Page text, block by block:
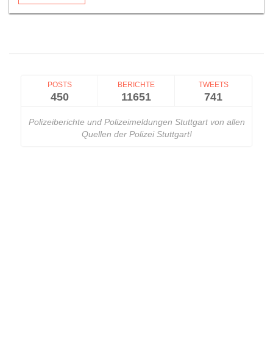
POSTS
450
BERICHTE
11651
TWEETS
741
Polizeiberichte und Polizeimeldungen Stuttgart von allen
Quellen der Polizei Stuttgart!